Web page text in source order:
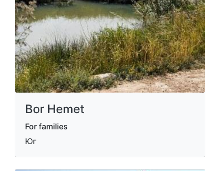
Bor Hemet
For families
Юг